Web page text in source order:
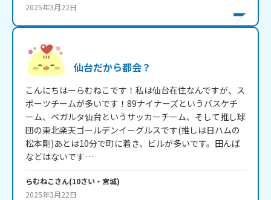
2025年3月22日
仙台だから都会？
こんにちはーらむねこです！私は仙台在住なんですが、ス
ポーツチームが多いです！89ナイナーズというバスケチ
ーム、ベガルタ仙台というサッカーチーム、そして推し球
団の東北楽天ゴールデンイーグルスです(推しは日ハムの
松本剛)あとは10分で町に着き、ビルが多いです。田んぼ
らむねこさん(10さい・ 宮城)
2025年3月22日